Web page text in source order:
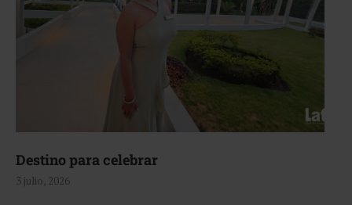
Destino para celebrar
3 julio, 2026